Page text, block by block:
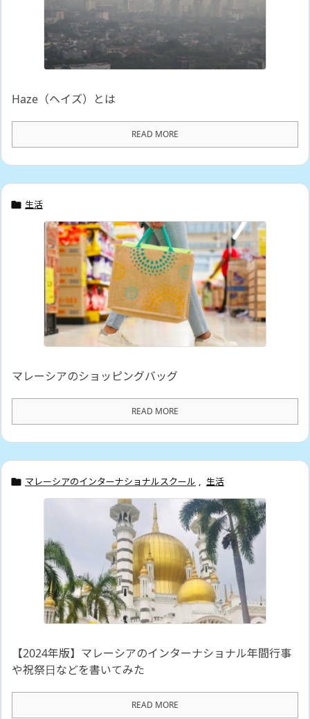
Haze（ヘイズ）とは
READ MORE
 生活
マレーシアのショッピングバッグ
READ MORE
 マレーシアのインターナショナルスクール 生活
【2024年版】マレーシアのインターナショナル年間行事
や祝祭日などを書いてみた
READ MORE